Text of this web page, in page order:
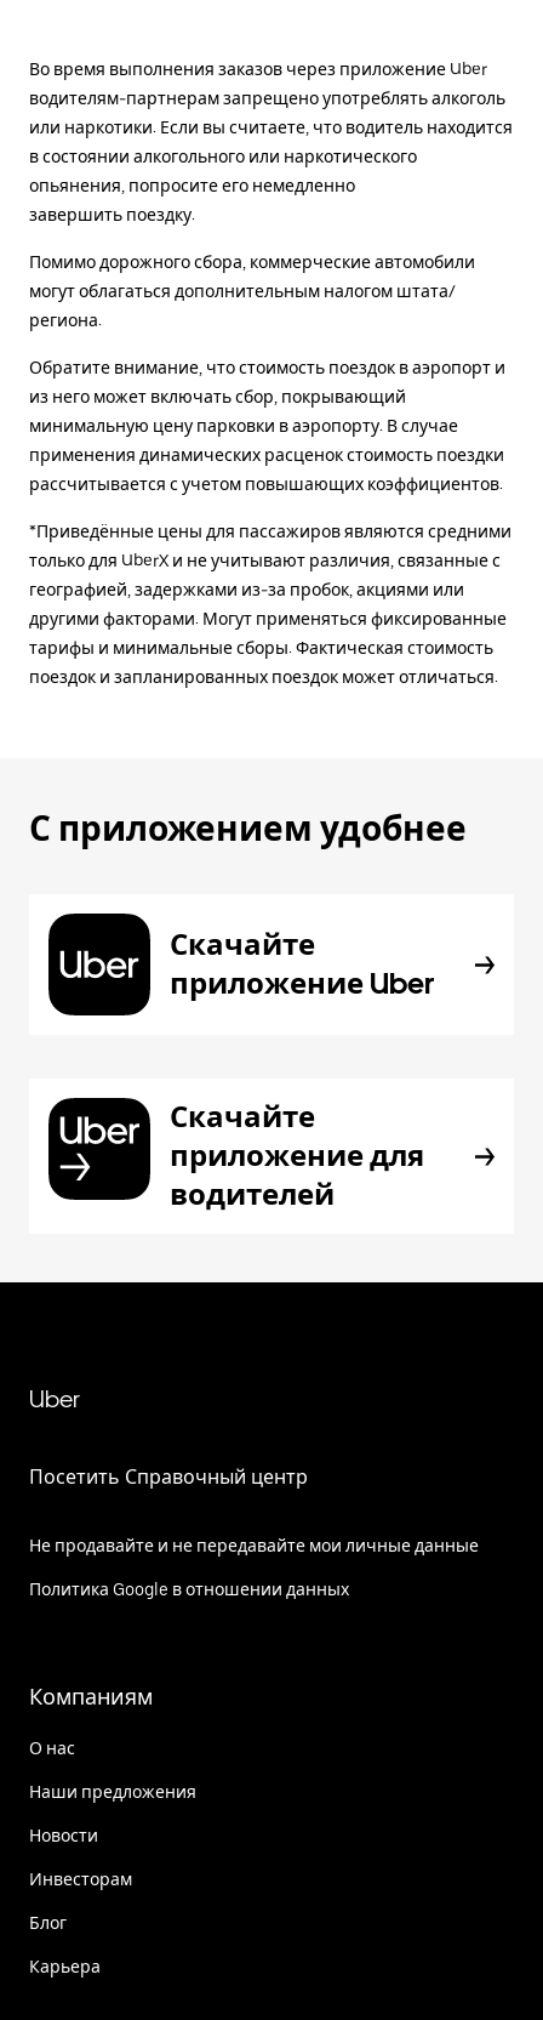
Во время выполнения заказов через приложение Uber
водителям-партнерам запрещено употреблять алкоголь
или наркотики. Если вы считаете, что водитель находится
в состоянии алкогольного или наркотического
опьянения, попросите его немедленно
завершить поездку.
Помимо дорожного сбора, коммерческие автомобили
могут облагаться дополнительным налогом штата/
региона.
Обратите внимание, что стоимость поездок в аэропорт и
из него может включать сбор, покрывающий
минимальную цену парковки в аэропорту. В случае
применения динамических расценок стоимость поездки
рассчитывается с учетом повышающих коэффициентов.
*Приведённые цены для пассажиров являются средними
только для UberX и не учитывают различия, связанные с
географией, задержками из-за пробок, акциями или
другими факторами. Могут применяться фиксированные
тарифы и минимальные сборы. Фактическая стоимость
поездок и запланированных поездок может отличаться.
С приложением удобнее
Скачайте
приложение Uber
Скачайте
приложение для
водителей
Uber
Посетить Справочный центр
Не продавайте и не передавайте мои личные данные
Политика Google в отношении данных
Компаниям
О нас
Наши предложения
Новости
Инвесторам
Блог
Карьера